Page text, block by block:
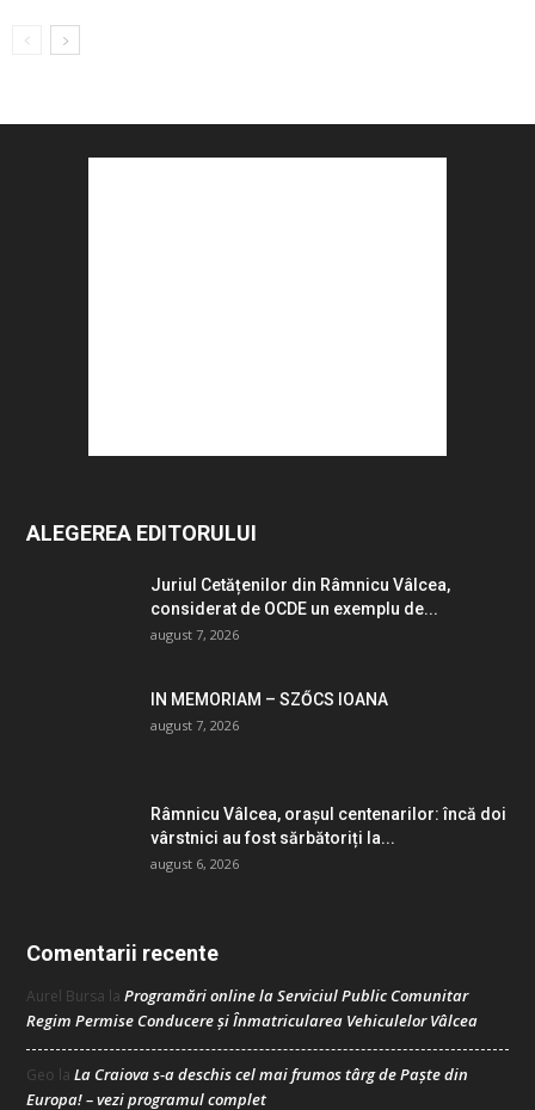
ALEGEREA EDITORULUI
Juriul Cetățenilor din Râmnicu Vâlcea,
considerat de OCDE un exemplu de...
august 7, 2026
IN MEMORIAM – SZŐCS IOANA
august 7, 2026
Râmnicu Vâlcea, orașul centenarilor: încă doi
vârstnici au fost sărbătoriți la...
august 6, 2026
Comentarii recente
Aurel Bursa la Programări online la Serviciul Public Comunitar
Regim Permise Conducere şi Înmatricularea Vehiculelor Vâlcea
Geo la La Craiova s-a deschis cel mai frumos târg de Paște din
Europa! – vezi programul complet